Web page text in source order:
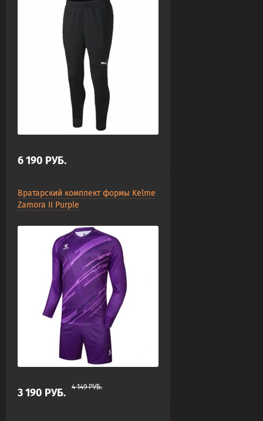
6 190 РУБ.
Вратарский комплект формы Kelme
Zamora II Purple
3 190 РУБ. 4 149РУБ.